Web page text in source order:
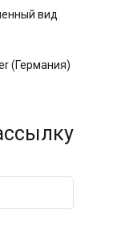
вид
(Германия)